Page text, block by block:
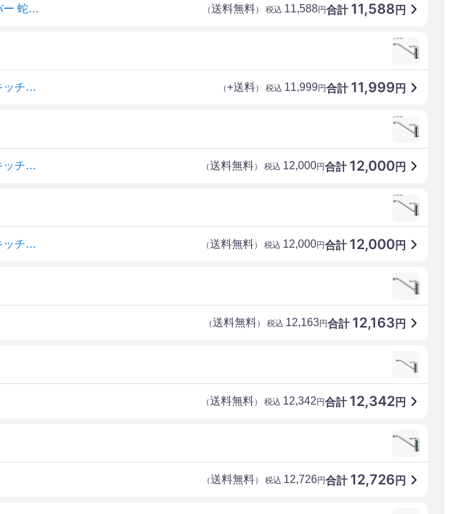
SANEI(サンエイ) シングル ワンホール混合栓 キッチン用 上面施工式 泡沫吐水 リングレバー 蛇口 キッチン水栓 K87110TJ 送料無料 合計 11,588 円
（送料無料） 税込 11,588円
SANEI ワンホールシングルレバー混合栓 一般地用 K87110TJV-13 水栓金具 キッチン用 キッチン水栓 三栄水栓 合計 11,999 円
（+送料） 税込 11,999円
SANEI ワンホールシングルレバー混合栓 一般地用 K87110TJV-13 水栓金具 キッチン用 キッチン水栓 三栄水栓 合計 12,000円
（送料無料） 税込 12,000円
SANEI ワンホールシングルレバー混合栓 一般地用 K87110TJV-13 水栓金具 キッチン用 キッチン水栓 三栄水栓 合計 12,000円
（送料無料） 税込 12,000円
合計 12,163 円
（送料無料） 税込 12,163円
合計 12,342円
（送料無料） 税込 12,342円
合計 12,726 円
（送料無料） 税込 12,726円